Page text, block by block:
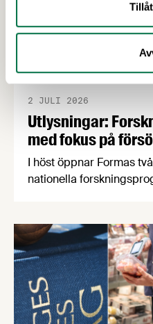
Utlysningar:
med fokus på
2 JULI 2026
I höst öppnar Formas
nationella
en motståndskraftig
båda syftar till att bana
stärker Sveriges